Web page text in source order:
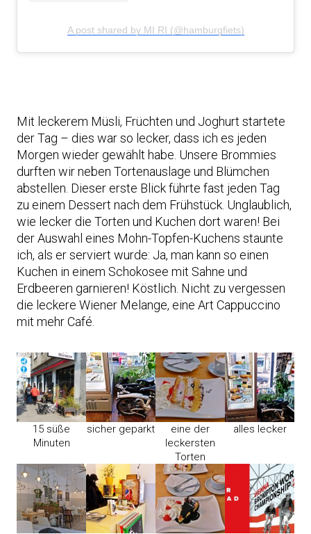
A post shared by MI RI (@hamburgfiets)
Mit leckerem Müsli, Früchten und Joghurt startete
der Tag – dies war so lecker, dass ich es jeden
Morgen wieder gewählt habe. Unsere Brommies
durften wir neben Tortenauslage und Blümchen
abstellen. Dieser erste Blickführte fast jeden Tag
zu einem Dessert nach dem Frühstück. Unglaublich,
wie lecker die Torten und Kuchen dort waren! Bei
der Auswahl eines Mohn-Topfen-Kuchens staunte
ich, als er serviert wurde: Ja, man kann so einen
Kuchen in einem Schokosee mit Sahne und
Erdbeeren garnieren! Köstlich. Nicht zu vergessen
die leckere Wiener Melange, eine Art Cappuccino
mit mehr Café.
15 süße
Minuten
sicher geparkt
eine der
leckersten
Torten
alles lecker